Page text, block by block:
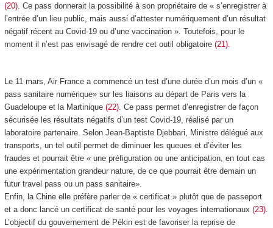
(20). Ce pass donnerait la possibilité à son propriétaire de « s’enregistrer à
l’entrée d’un lieu public, mais aussi d’attester numériquement d’un résultat
négatif récent au Covid-19 ou d’une vaccination ». Toutefois, pour le
moment il n’est pas envisagé de rendre cet outil obligatoire (21).
Le 11 mars, Air France a commencé un test d’une durée d’un mois d’un «
pass sanitaire numérique» sur les liaisons au départ de Paris vers la
Guadeloupe et la Martinique (22). Ce pass permet d’enregistrer de façon
sécurisée les résultats négatifs d’un test Covid-19, réalisé par un
laboratoire partenaire. Selon Jean-Baptiste Djebbari, Ministre délégué aux
transports, un tel outil permet de diminuer les queues et d’éviter les
fraudes et pourrait être « une préfiguration ou une anticipation, en tout cas
une expérimentation grandeur nature, de ce que pourrait être demain un
futur travel pass ou un pass sanitaire».
Enfin, la Chine elle préfère parler de « certificat » plutôt que de passeport
et a donc lancé un certificat de santé pour les voyages internationaux (23).
L’objectif du gouvernement de Pékin est de favoriser la reprise de